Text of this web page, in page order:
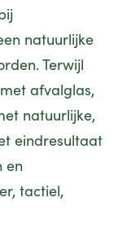
natuurlijke
Terwijl
afvalglas,
natuurlijke,
eindresultaat
en
tactiel,